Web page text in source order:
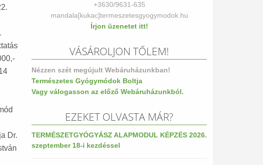
Dr.
+3630/9631-635
mandala[kukac]termeszetesgyogymodok.hu
Írjon üzenetet itt!
VÁSÁROLJON TŐLEM!
Nézzen szét megújult Webáruházunkban!
Természetes Gyógymódok Boltja
Vagy válogasson az előző Webáruházunkból.
EZEKET OLVASTA MÁR?
TERMÉSZETGYÓGYÁSZ ALAPMODUL KÉPZÉS 2026.
szeptember 18-i kezdéssel